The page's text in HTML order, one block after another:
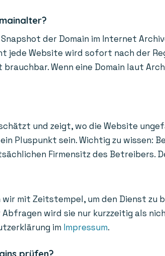
der Domain im Internet
jede Website wird sofort nach der
Wenn eine Domain laut
und zeigt, wo die Website
Pluspunkt sein. Wichtig zu wissen:
Firmensitz des Betreibers.
mit Zeitstempel, um den Dienst zu
wird sie nur kurzzeitig als
im Impressum.